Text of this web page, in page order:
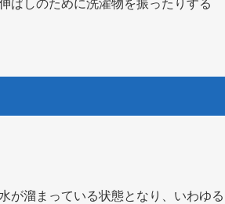
ばしのために洗濯物を振ったりする
が溜まっている状態となり、いわゆる